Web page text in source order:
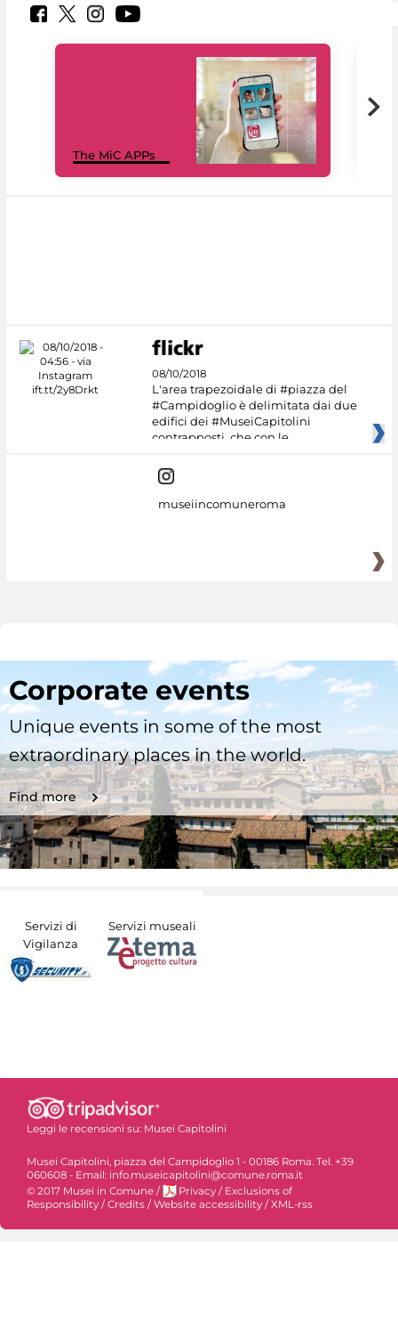
The MiC APPs
08/10/2018
L'area trapezoidale di #piazza del
#Campidoglio è delimitata dai due
edifici dei #MuseiCapitolini
contrapposti, che con le
museiincomuneroma
Corporate events
Unique events in some of the most
extraordinary places in the world.
Find more
Servizi di
Vigilanza
Servizi museali
Leggi le recensioni su: Musei Capitolini
Musei Capitolini, piazza del Campidoglio 1 - 00186 Roma. Tel. +39
060608 - Email: info.museicapitolini@comune.roma.it
© 2017 Musei in Comune / Privacy / Exclusions of
Responsibility /Credits /Website accessibility /XML-rss